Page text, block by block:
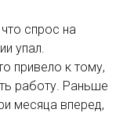
спрос на
упал.
привело к тому,
работу. Раньше
месяца вперед,